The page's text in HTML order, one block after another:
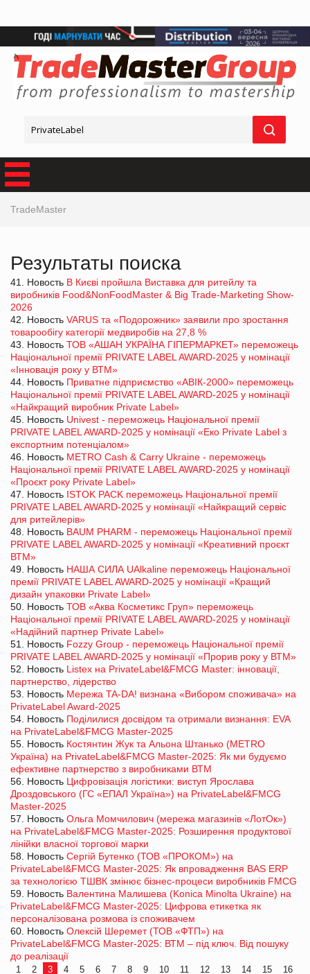
TradeMaster
Результаты поиска
41. Новость В Києві пройшла Виставка для ритейлу та
виробників Food&NonFoodMaster & Big Trade-Marketing Show-
2026
42. Новость VARUS та «Подорожник» заявили про зростання
товарообігу категорії медвиробів на 27,8 %
43. Новость ТОВ «АШАН УКРАЇНА ГІПЕРМАРКЕТ» переможець
Національної премії PRIVATE LABEL AWARD-2025 у номінації
«Інновація року у ВТМ»
44. Новость Приватне підприємство «АВІК-2000» переможець
Національної премії PRIVATE LABEL AWARD-2025 у номінації
«Найкращий виробник Private Label»
45. Новость Univest - переможець Національної премії
PRIVATE LABEL AWARD-2025 у номінації «Еко Private Label з
експортним потенціалом»
46. Новость METRO Cash & Carry Ukraine - переможець
Національної премії PRIVATE LABEL AWARD-2025 у номінації
«Проєкт року Private Label»
47. Новость ISTOK PACK переможець Національної премії
PRIVATE LABEL AWARD-2025 у номінації «Найкращий сервіс
для ритейлерів»
48. Новость BAUM PHARM - переможець Національної премії
PRIVATE LABEL AWARD-2025 у номінації «Креативний проєкт
ВТМ»
49. Новость НАША СИЛА UAlkaline переможець Національної
премії PRIVATE LABEL AWARD-2025 у номінації «Кращий
дизайн упаковки Private Label»
50. Новость ТОВ «Аква Косметикс Груп» переможець
Національної премії PRIVATE LABEL AWARD-2025 у номінації
«Надійний партнер Private Label»
51. Новость Fozzy Group - переможець Національної премії
PRIVATE LABEL AWARD-2025 у номінації «Прорив року у ВТМ»
52. Новость Listex на PrivateLabel&FMCG Master: інновації,
партнерство, лідерство
53. Новость Мережа TA-DA! визнана «Вибором споживача» на
PrivateLabel Award-2025
54. Новость Поділилися досвідом та отримали визнання: EVA
на PrivateLabel&FMCG Master-2025
55. Новость Костянтин Жук та Альона Штанько (METRO
Україна) на PrivateLabel&FMCG Master-2025: Як ми будуємо
ефективне партнерство з виробниками ВТМ
56. Новость Цифровізація логістики: виступ Ярослава
Дроздовського (ГС «ЕПАЛ Україна») на PrivateLabel&FMCG
Master-2025
57. Новость Ольга Момчилович (мережа магазинів «ЛотОк»)
на PrivateLabel&FMCG Master-2025: Розширення продуктової
лінійки власної торгової марки
58. Новость Сергій Бутенко (ТОВ «ПРОКОМ») на
PrivateLabel&FMCG Master-2025: Як впровадження BAS ERP
за технологією ТШВК змінює бізнес-процеси виробників FMCG
59. Новость Валентина Малишева (Konica Minolta Ukraine) на
PrivateLabel&FMCG Master-2025: Цифрова етикетка як
персоналізована розмова із споживачем
60. Новость Олексій Шеремет (ТОВ «ФТП») на
PrivateLabel&FMCG Master-2025: ВТМ – під ключ. Від пошуку
до реалізації
1 2 3 4 5 6 7 8 9 10 11 12 13 14 15
16